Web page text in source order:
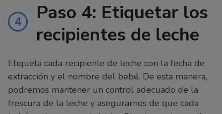
4
Paso 4: Etiquetar los
recipientes de leche
Etiqueta cada recipiente de leche con la fecha de
extracción y el nombre del bebé. De esta manera,
podremos mantener un control adecuado de la
frescura de la leche y asegurarnos de que cada